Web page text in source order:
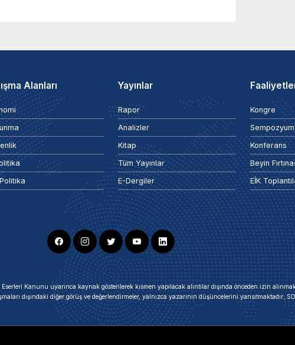
Alanları Yayınlar
Rapor
Analizler
Kitap
Tüm Yayınlar
E-Dergiler
Kongre
Sempozyum
Konferans
Beyin
EİK
Kanunu uyarınca kaynak gösterilerek kısmen yapılacak alıntılar dışında önceden izin
dışındaki diğer görüş ve değerlendirmeler, yalnızca yazarının düşüncelerini yansıtmaktadır;